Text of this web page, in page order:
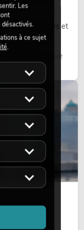
visibles et
designs
et lors
un effet purement
de manière
caractère aux
techniques plus
: des
aux
Les
à ce sujet
.